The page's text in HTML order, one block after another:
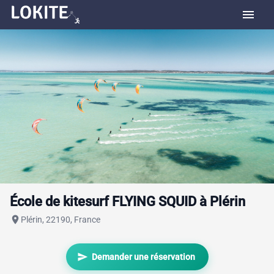
menu
École de kitesurf FLYING SQUID à Plérin
place Plérin, 22190, France
send Demander une réservation